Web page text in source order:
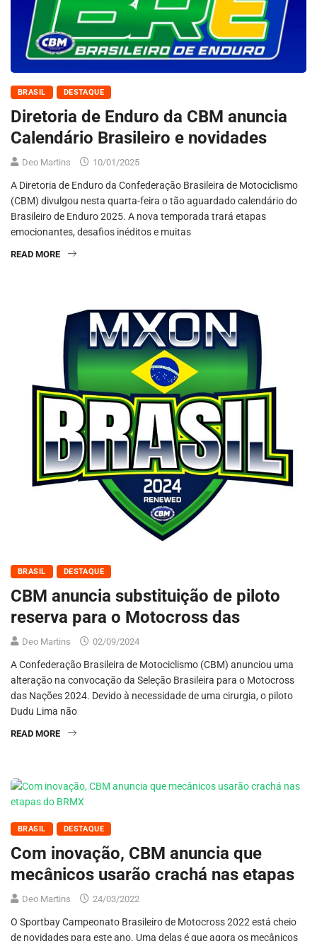
BRASIL DESTAQUE
Diretoria de Enduro da CBM anuncia
Calendário Brasileiro e novidades
Deo Martins 10/01/2025
A Diretoria de Enduro da Confederação Brasileira de Motociclismo
(CBM) divulgou nesta quarta-feira o tão aguardado calendário do
Brasileiro de Enduro 2025. A nova temporada trará etapas
emocionantes, desafios inéditos e muitas
READ MORE
BRASIL DESTAQUE
CBM anuncia substituição de piloto
reserva para o Motocross das
Deo Martins 02/09/2024
A Confederação Brasileira de Motociclismo (CBM) anunciou uma
alteração na convocação da Seleção Brasileira para o Motocross
das Nações 2024. Devido à necessidade de uma cirurgia, o piloto
Dudu Lima não
READ MORE
BRASIL DESTAQUE
Com inovação, CBM anuncia que
mecânicos usarão crachá nas etapas
Deo Martins 24/03/2022
O Sportbay Campeonato Brasileiro de Motocross 2022 está cheio
de novidades para este ano. Uma delas é que agora os mecânicos